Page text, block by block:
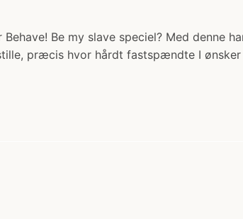
Be my slave speciel? Med denne
præcis hvor hårdt fastspændte I